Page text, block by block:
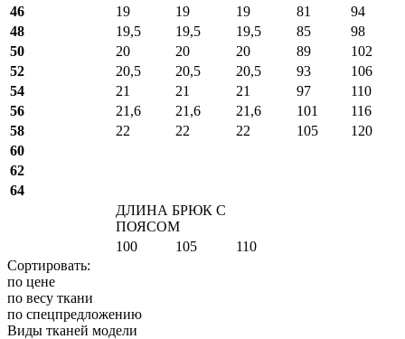
46
19 19 19 81
94
48
19,5 19,5 19,5 85
98
50
20 20 20 89
102
52
20,5 20,5 20,5 93
106
54
21 21 21 97
110
56
21,6 21,6 21,6 101
116
58
22 22 22 105
120
60
62
64
ДЛИНА БРЮК С
ПОЯСОМ
100
105
110
Сортировать:
по цене
по весу ткани
по спецпредложению
Виды тканей модели